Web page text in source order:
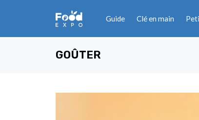
Guide Clé en main
GOÛTER